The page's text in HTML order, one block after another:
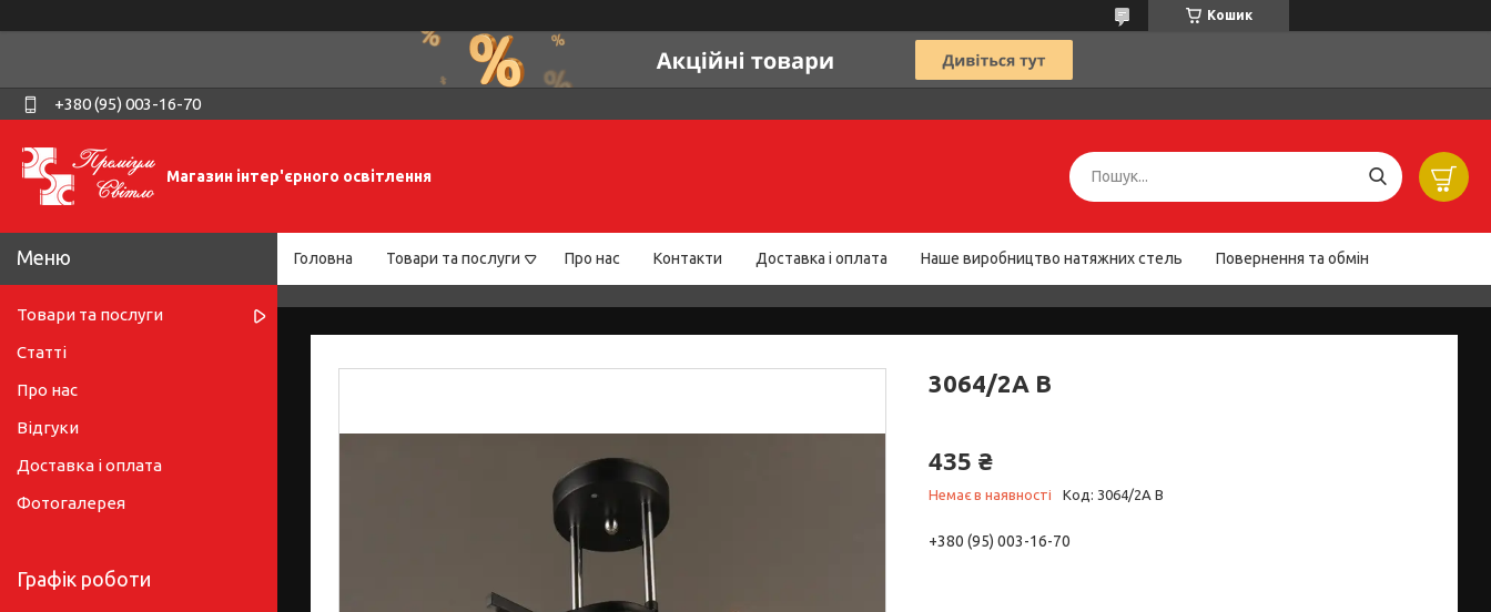
Кошик
+380 (95) 003-16-70
Магазин інтер'єрного освітлення
Головна Товари та послуги Про нас Контакти Доставка і оплата Наше виробництво натяжних стель Повернення та обмін
3064/2A B
435 ₴
Немає в наявності Код: 3064/2A B
+380 (95) 003-16-70
Товари та послуги
Статті
Про нас
Відгуки
Доставка і оплата
Фотогалерея
Графік роботи